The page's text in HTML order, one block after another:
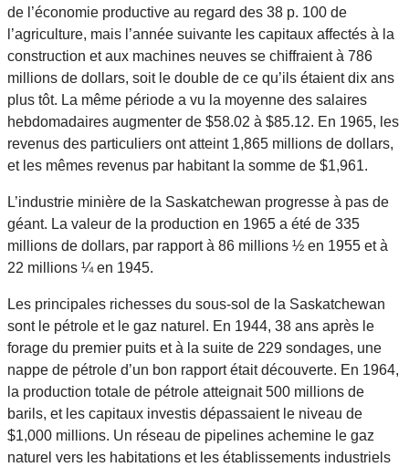
de l’économie productive au regard des 38 p. 100 de
l’agriculture, mais l’année suivante les capitaux affectés à la
construction et aux machines neuves se chiffraient à 786
millions de dollars, soit le double de ce qu’ils étaient dix ans
plus tôt. La même période a vu la moyenne des salaires
hebdomadaires augmenter de $58.02 à $85.12. En 1965, les
revenus des particuliers ont atteint 1,865 millions de dollars,
et les mêmes revenus par habitant la somme de $1,961.
L’industrie minière de la Saskatchewan progresse à pas de
géant. La valeur de la production en 1965 a été de 335
millions de dollars, par rapport à 86 millions ½ en 1955 et à
22 millions ¼ en 1945.
Les principales richesses du sous-sol de la Saskatchewan
sont le pétrole et le gaz naturel. En 1944, 38 ans après le
forage du premier puits et à la suite de 229 sondages, une
nappe de pétrole d’un bon rapport était découverte. En 1964,
la production totale de pétrole atteignait 500 millions de
barils, et les capitaux investis dépassaient le niveau de
$1,000 millions. Un réseau de pipelines achemine le gaz
naturel vers les habitations et les établissements industriels